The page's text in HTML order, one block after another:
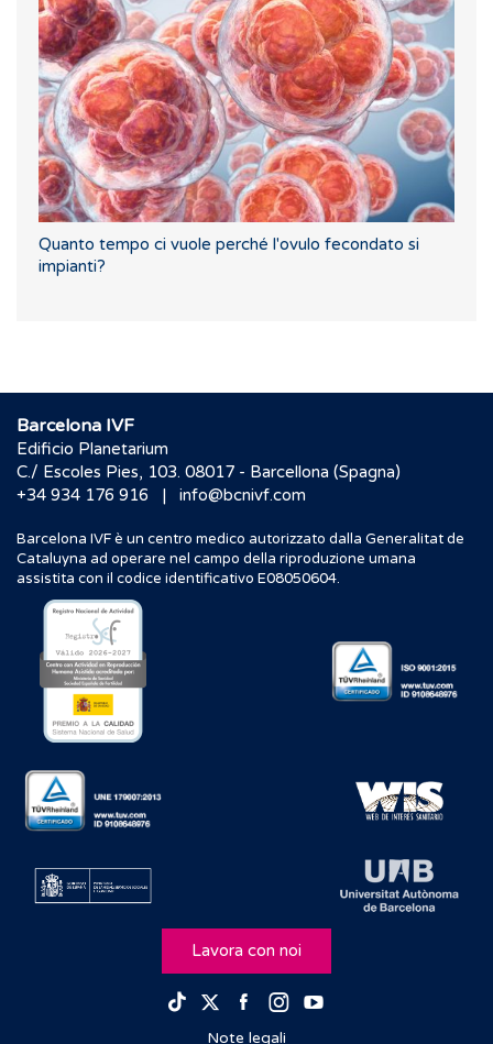
Quanto tempo ci vuole perché l'ovulo fecondato si
impianti?
Barcelona IVF
Edificio Planetarium
C./ Escoles Pies, 103. 08017 - Barcellona (Spagna)
+34 934 176 916
| info@bcnivf.com
Barcelona IVF è un centro medico autorizzato dalla Generalitat de
Cataluyna ad operare nel campo della riproduzione umana
assistita con il codice identificativo E08050604.
Lavora con noi
TikTokTwitterFacebook
Instagram
Note legali